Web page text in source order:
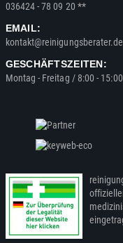
036424 - 78 09 20 **
EMAIL:
kontakt@reinigungsberater.de
GESCHÄFTSZEITEN:
Montag - Freitag / 8:00 -